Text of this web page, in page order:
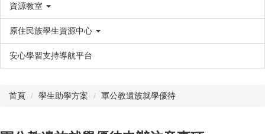
資源教室
原住民族學生資源中心
安心學習支持導航平台
首頁 學生助學方案 軍公教遺族就學優待